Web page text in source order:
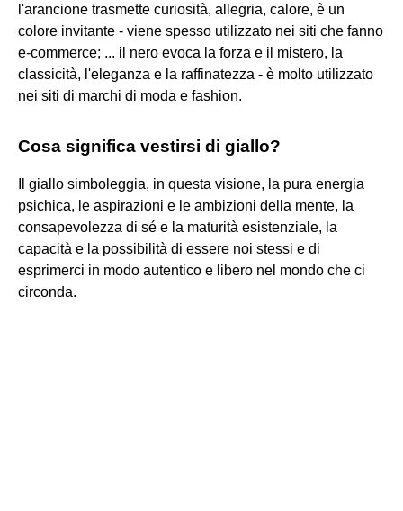
l'arancione trasmette curiosità, allegria, calore, è un
colore invitante - viene spesso utilizzato nei siti che fanno
e-commerce; ... il nero evoca la forza e il mistero, la
classicità, l'eleganza e la raffinatezza - è molto utilizzato
nei siti di marchi di moda e fashion.
Cosa significa vestirsi di giallo?
Il giallo simboleggia, in questa visione, la pura energia
psichica, le aspirazioni e le ambizioni della mente, la
consapevolezza di sé e la maturità esistenziale, la
capacità e la possibilità di essere noi stessi e di
esprimerci in modo autentico e libero nel mondo che ci
circonda.